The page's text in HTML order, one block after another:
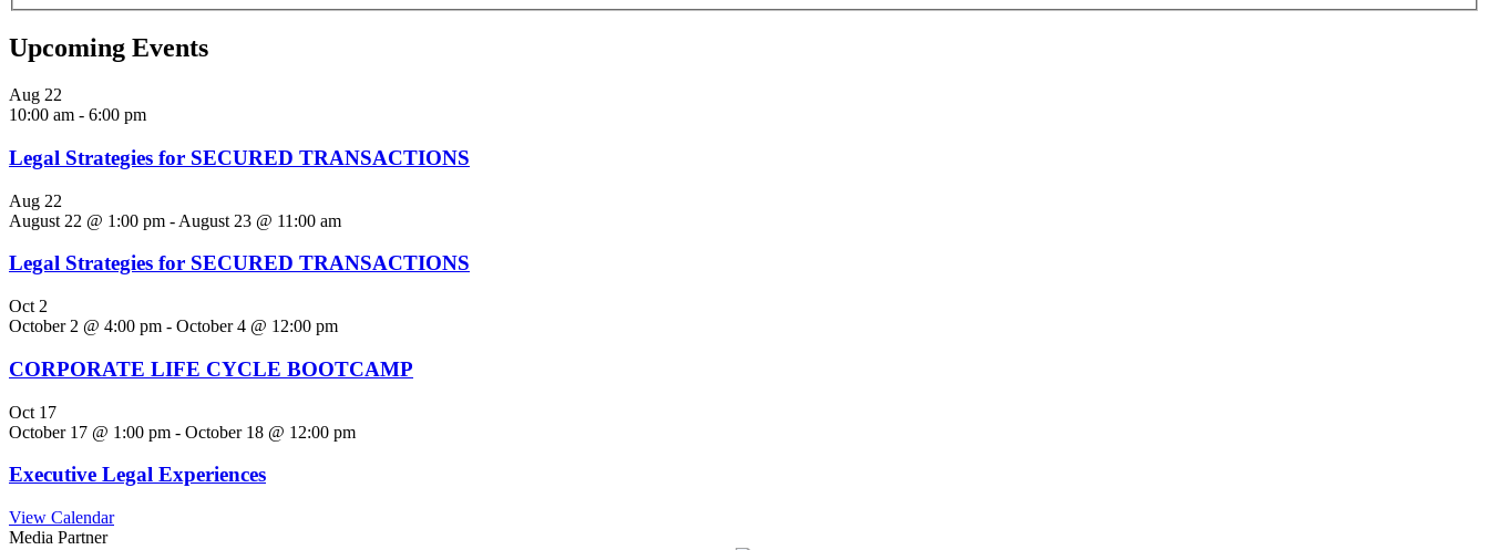
Upcoming Events
Aug 22
10:00 am - 6:00 pm
Legal Strategies for SECURED TRANSACTIONS
Aug 22
August 22 @ 1:00 pm - August 23 @ 11:00 am
Legal Strategies for SECURED TRANSACTIONS
Oct 2
October 2 @ 4:00 pm - October 4 @ 12:00 pm
CORPORATE LIFE CYCLE BOOTCAMP
Oct 17
October 17 @ 1:00 pm - October 18 @ 12:00 pm
Executive Legal Experiences
View Calendar
Media Partner